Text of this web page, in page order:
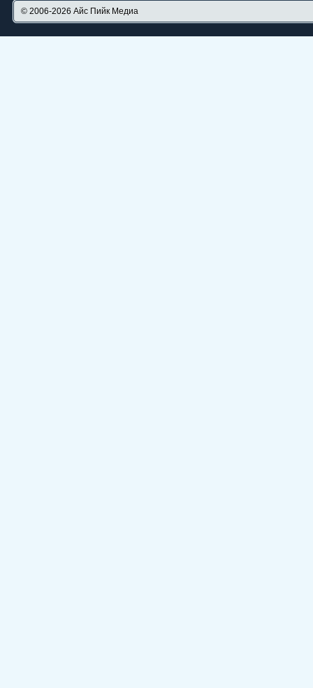
© 2006-2026 Айс Пийк Медиа